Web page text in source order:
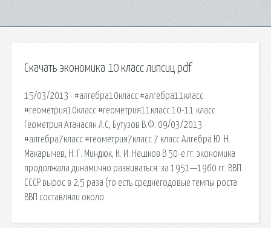
Скачать экономика 10 класс липсиц pdf
15/03/2013 · #алгебра10класс #алгебра11класс
#геометрия10класс #геометрия11класс 10-11 класс
Геометрия Атанасян Л.С, Бутузов В.Ф. 09/03/2013 ·
#алгебра7класс #геометрия7класс 7 класс Алгебра Ю. Н.
Макарычев, Н. Г. Миндюк, К. И. Нешков В 50-е гг. экономика
продолжала динамично развиваться: за 1951—1960 гг. ВВП
СССР вырос в 2,5 раза (то есть среднегодовые темпы роста
ВВП составляли около